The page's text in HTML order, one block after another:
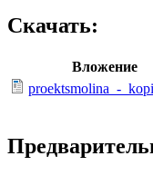
Скачать:
Вложение
proektsmolina_-